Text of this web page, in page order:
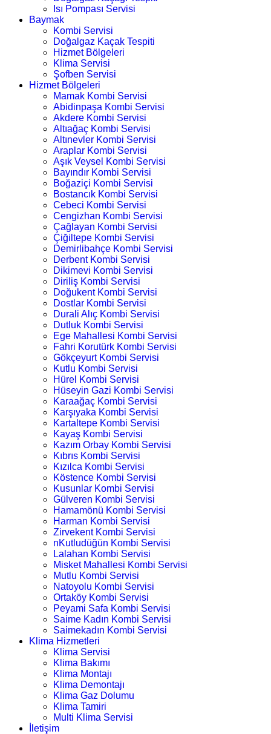
Isı Pompası Servisi
Baymak
Kombi Servisi
Doğalgaz Kaçak Tespiti
Hizmet Bölgeleri
Klima Servisi
Şofben Servisi
Hizmet Bölgeleri
Mamak Kombi Servisi
Abidinpaşa Kombi Servisi
Akdere Kombi Servisi
Altıağaç Kombi Servisi
Altınevler Kombi Servisi
Araplar Kombi Servisi
Aşık Veysel Kombi Servisi
Bayındır Kombi Servisi
Boğaziçi Kombi Servisi
Bostancık Kombi Servisi
Cebeci Kombi Servisi
Cengizhan Kombi Servisi
Çağlayan Kombi Servisi
Çiğiltepe Kombi Servisi
Demirlibahçe Kombi Servisi
Derbent Kombi Servisi
Dikimevi Kombi Servisi
Diriliş Kombi Servisi
Doğukent Kombi Servisi
Dostlar Kombi Servisi
Durali Alıç Kombi Servisi
Dutluk Kombi Servisi
Ege Mahallesi Kombi Servisi
Fahri Korutürk Kombi Servisi
Gökçeyurt Kombi Servisi
Kutlu Kombi Servisi
Hürel Kombi Servisi
Hüseyin Gazi Kombi Servisi
Karaağaç Kombi Servisi
Karşıyaka Kombi Servisi
Kartaltepe Kombi Servisi
Kayaş Kombi Servisi
Kazım Orbay Kombi Servisi
Kıbrıs Kombi Servisi
Kızılca Kombi Servisi
Köstence Kombi Servisi
Kusunlar Kombi Servisi
Gülveren Kombi Servisi
Hamamönü Kombi Servisi
Harman Kombi Servisi
Zirvekent Kombi Servisi
nKutludüğün Kombi Servisi
Lalahan Kombi Servisi
Misket Mahallesi Kombi Servisi
Mutlu Kombi Servisi
Natoyolu Kombi Servisi
Ortaköy Kombi Servisi
Peyami Safa Kombi Servisi
Saime Kadın Kombi Servisi
Saimekadın Kombi Servisi
Klima Hizmetleri
Klima Servisi
Klima Bakımı
Klima Montajı
Klima Demontajı
Klima Gaz Dolumu
Klima Tamiri
Multi Klima Servisi
İletişim